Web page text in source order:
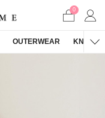
0
OUTERWEAR